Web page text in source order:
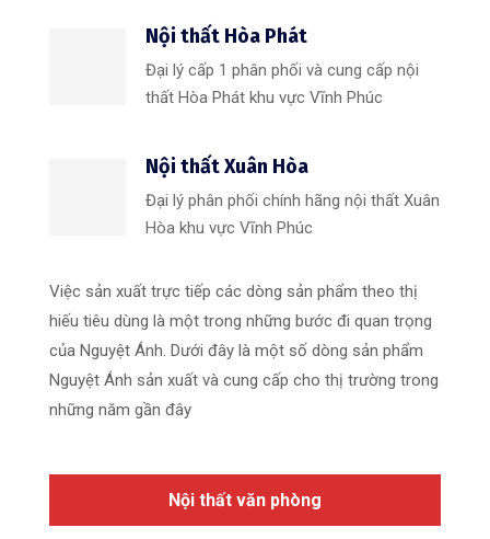
Nội thất Hòa Phát
Đại lý cấp 1 phân phối và cung cấp nội
thất Hòa Phát khu vực Vĩnh Phúc
Nội thất Xuân Hòa
Đại lý phân phối chính hãng nội thất Xuân
Hòa khu vực Vĩnh Phúc
Việc sản xuất trực tiếp các dòng sản phẩm theo thị
hiếu tiêu dùng là một trong những bước đi quan trọng
của Nguyệt Ánh. Dưới đây là một số dòng sản phẩm
Nguyệt Ánh sản xuất và cung cấp cho thị trường trong
những năm gần đây
Nội thất văn phòng